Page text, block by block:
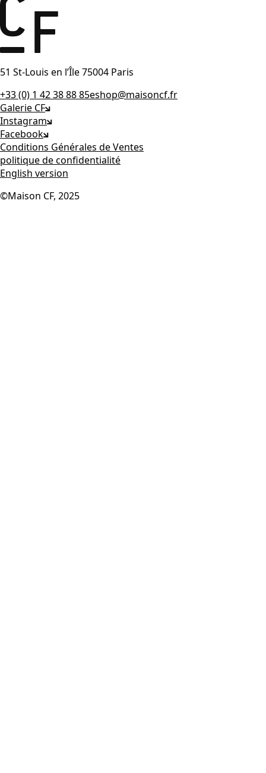
51 St-Louis en l’Île 75004 Paris
+33 (0) 1 42 38 88 85eshop@maisoncf.fr
Galerie CF
Instagram
Facebook
Conditions Générales de Ventes
politique de confidentialité
English version
©Maison CF, 2025